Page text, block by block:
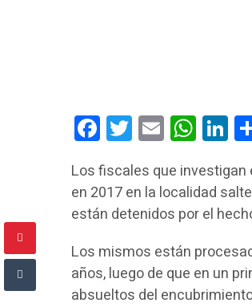
FacebookTwitterEmail
Los fiscales que investigan
en 2017 en la localidad
están detenidos por el
Los mismos están
años, luego de que en un
absueltos del